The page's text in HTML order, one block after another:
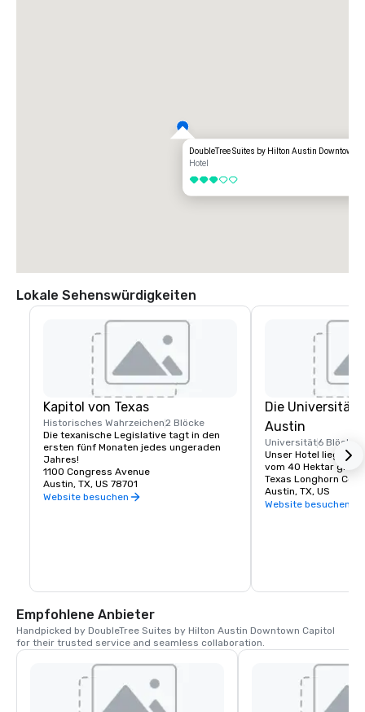
DoubleTree Suites by Hilton Austin Downtown
Hotel
3 von 5
Lokale Sehenswürdigkeiten
Kapitol von Texas
Historisches Wahrzeichen2 Blöcke
Die texanische Legislative tagt in den
ersten fünf Monaten jedes ungeraden
Jahres!
1100 Congress Avenue
Austin, TX, US 78701
Website besuchen
Die Universität
Austin
Universität6 Blöcke
Unser Hotel liegt nur
vom 40 Hektar
Texas Longhorn
Austin, TX, US
Website besuchen
Empfohlene Anbieter
Handpicked by DoubleTree Suites by Hilton Austin Downtown Capitol
for their trusted service and seamless collaboration.